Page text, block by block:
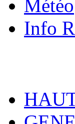
Météo
Info